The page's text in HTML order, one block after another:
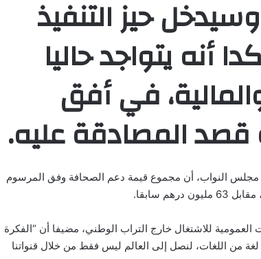
حيز التنفيذ
أنه يتواجد حاليا
في أفق
قصد المصادقة عليه.
في مجلس النواب، أن مجموع قيمة دعم الصحافة وفق المرسوم
للاشتغال خارج التراب الوطني، مضيفا أن “الفكرة
من اللغات، لنصل إلى العالم ليس فقط من خلال قنواتنا